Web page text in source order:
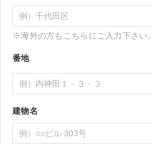
※海外の方もこちらにご入力下さい。
番地
建物名